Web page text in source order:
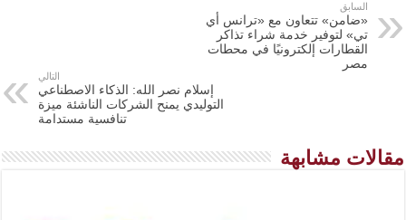
السابق
«ضامن» تتعاون مع «ترانس أي
تي» لتوفير خدمة شراء تذاكر
القطارات إلكترونيًا في محطات
مصر
التالي
إسلام نصر الله: الذكاء الاصطناعي
التوليدي يمنح الشركات الناشئة ميزة
تنافسية مستدامة
مقالات مشابهة